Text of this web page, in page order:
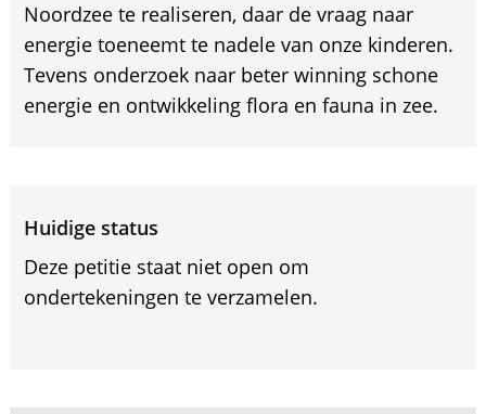
Noordzee te realiseren, daar de vraag naar
energie toeneemt te nadele van onze kinderen.
Tevens onderzoek naar beter winning schone
energie en ontwikkeling flora en fauna in zee.
Huidige status
Deze petitie staat niet open om
ondertekeningen te verzamelen.